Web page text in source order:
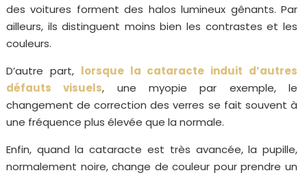
des voitures forment des halos lumineux gênants. Par
ailleurs, ils distinguent moins bien les contrastes et les
couleurs.
D’autre part, lorsque la cataracte induit d’autres
défauts visuels, une myopie par exemple, le
changement de correction des verres se fait souvent à
une fréquence plus élevée que la normale.
Enfin, quand la cataracte est très avancée, la pupille,
normalement noire, change de couleur pour prendre un